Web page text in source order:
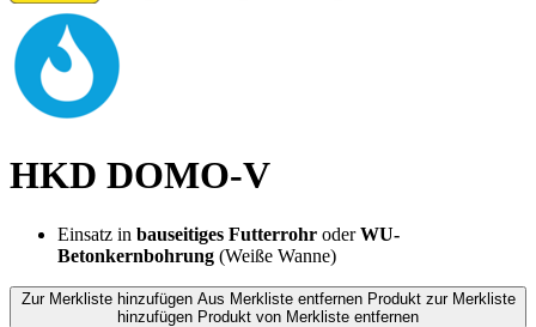
HKD DOMO-V
Einsatz in bauseitiges Futterrohr oderWU-
Betonkernbohrung (Weiße Wanne)
Zur Merkliste hinzufügen Aus Merkliste entfernen Produkt zur Merkliste
hinzufügen Produkt von Merkliste entfernen